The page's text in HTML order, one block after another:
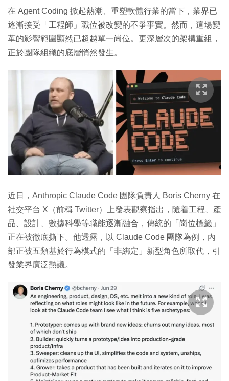
在 Agent Coding 掀起熱潮、重塑軟體行業的當下，業界已
逐漸接受「工程師」職位被改變的不爭事實。然而，這場變
革的影響範圍顯然已超越單一崗位。更深層次的架構重組，
正於團隊組織的底層悄然發生。
近日，Anthropic Claude Code 團隊負責人 Boris Cherny 在
社交平台 X（前稱 Twitter）上發表觀察指出，隨着工程、產
品、設計、數據科學等職能逐漸融合，傳統的「崗位標籤」
正在被徹底撕下。他透露，以 Claude Code 團隊為例，內
部正被五類基於行為模式的「非綁定」新型角色所取代，引
發業界廣泛熱議。